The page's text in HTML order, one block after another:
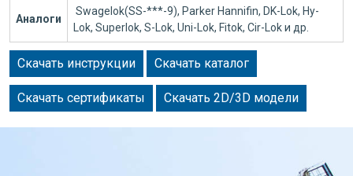
Аналоги
Swagelok(SS-***-9), Parker Hannifin, DK-Lok, Hy-
Lok, Superlok, S-Lok, Uni-Lok, Fitok, Cir-Lok и др.
Скачать инструкции Скачать каталог
Скачать сертификаты Скачать 2D/3D модели